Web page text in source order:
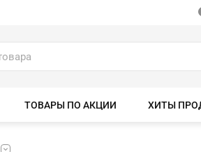
ТОВАРЫ ПО АКЦИИ ХИТЫ